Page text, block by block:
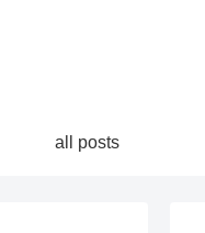
all posts